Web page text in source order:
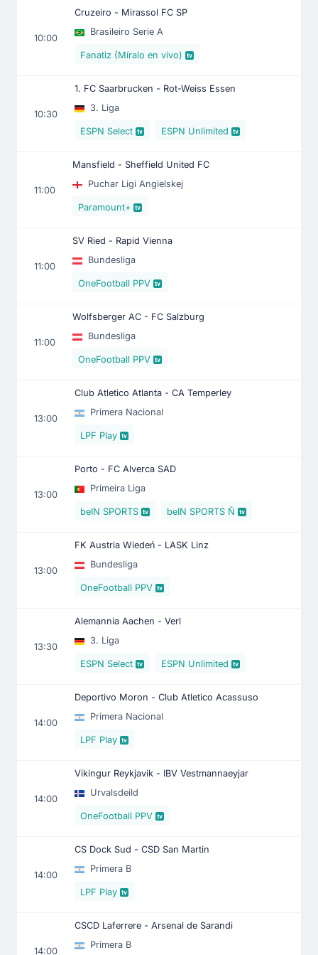
10:00
Cruzeiro - Mirassol FC SP
Brasileiro Serie A
Fanatiz (Míralo en vivo)
10:30
1. FC Saarbrucken - Rot-Weiss Essen
3. Liga
ESPN Select ESPN Unlimited
11:00
Mansfield - Sheffield United FC
Puchar Ligi Angielskej
Paramount+
11:00
SV Ried - Rapid Vienna
Bundesliga
OneFootball PPV
11:00
Wolfsberger AC - FC Salzburg
Bundesliga
OneFootball PPV
13:00
Club Atletico Atlanta - CA Temperley
Primera Nacional
LPF Play
13:00
Porto - FC Alverca SAD
Primeira Liga
beIN SPORTS beIN SPORTS Ñ
13:00
FK Austria Wiedeń - LASK Linz
Bundesliga
OneFootball PPV
13:30
Alemannia Aachen - Verl
3. Liga
ESPN Select ESPN Unlimited
14:00
Deportivo Moron - Club Atletico Acassuso
Primera Nacional
LPF Play
14:00
Vikingur Reykjavik - IBV Vestmannaeyjar
Urvalsdeild
OneFootball PPV
14:00
CS Dock Sud - CSD San Martin
Primera B
LPF Play
14:00
CSCD Laferrere - Arsenal de Sarandi
Primera B